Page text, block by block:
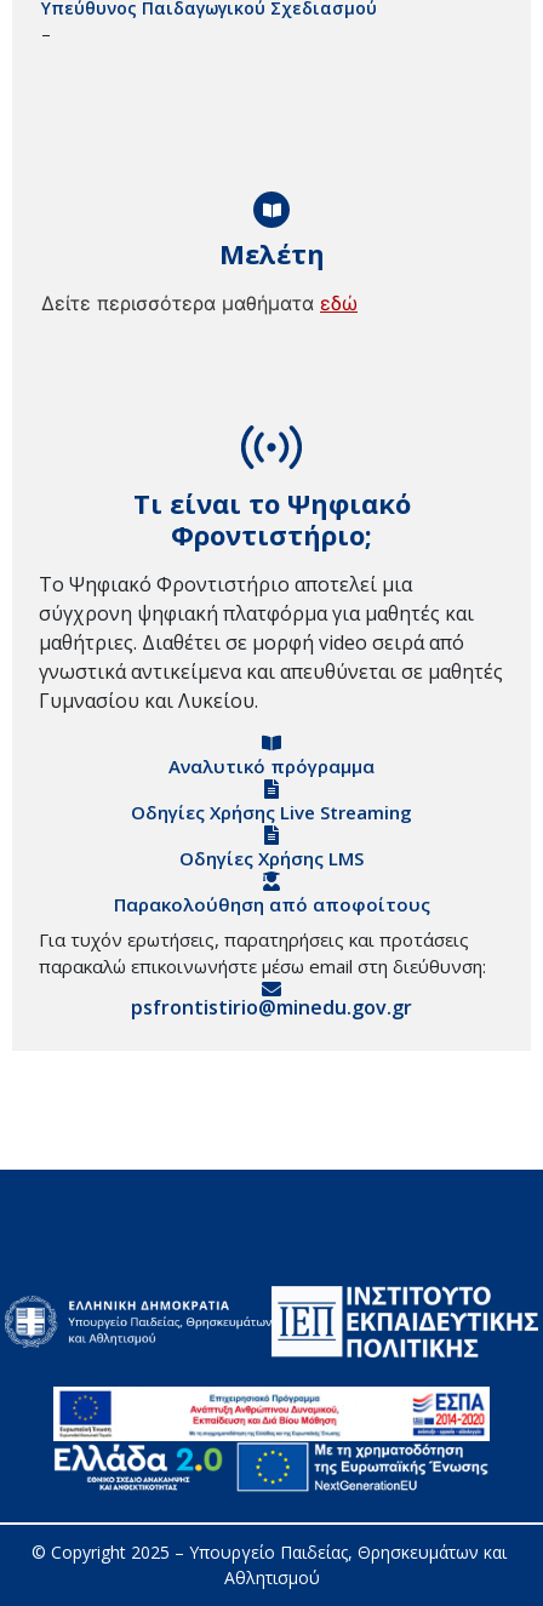
Τι είναι το Ψηφιακό
Φροντιστήριο;
Το Ψηφιακό Φροντιστήριο αποτελεί μια
σύγχρονη ψηφιακή πλατφόρμα για μαθητές και
μαθήτριες. Διαθέτει σε μορφή video σειρά από
γνωστικά αντικείμενα και απευθύνεται σε μαθητές
Γυμνασίου και Λυκείου.
Αναλυτικό πρόγραμμα
Οδηγίες Χρήσης Live Streaming
Οδηγίες Χρήσης LMS
Παρακολούθηση από αποφοίτους
Για τυχόν ερωτήσεις, παρατηρήσεις και προτάσεις
παρακαλώ επικοινωνήστε μέσω email στη διεύθυνση:
psfrontistirio@minedu.gov.gr
Μελέτη
Δείτε περισσότερα μαθήματα εδώ
Υπεύθυνος Παιδαγωγικού Σχεδιασμού
–
© Copyright 2025 – Υπουργείο Παιδείας, Θρησκευμάτων και
Αθλητισμού